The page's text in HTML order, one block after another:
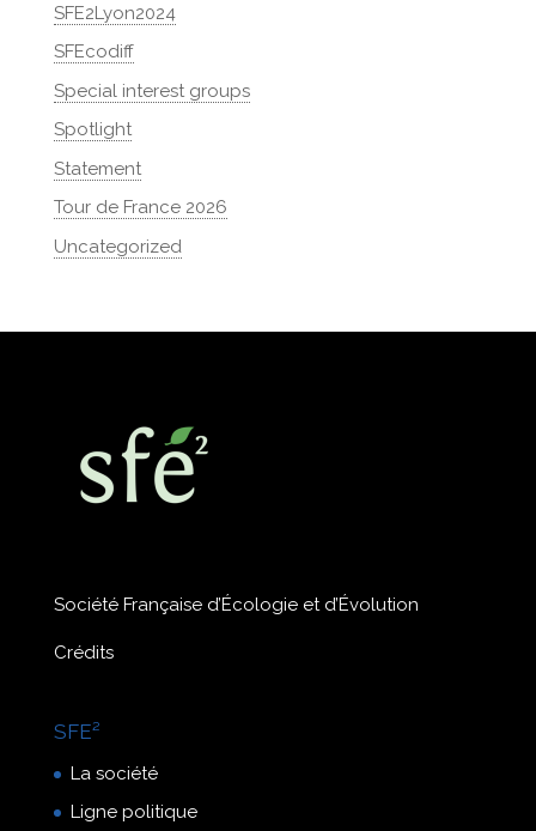
SFE2Lyon2024
SFEcodiff
Special interest groups
Spotlight
Statement
Tour de France 2026
Uncategorized
Société Française d’Écologie et d’Évolution
Crédits
SFE²
La société
Ligne politique